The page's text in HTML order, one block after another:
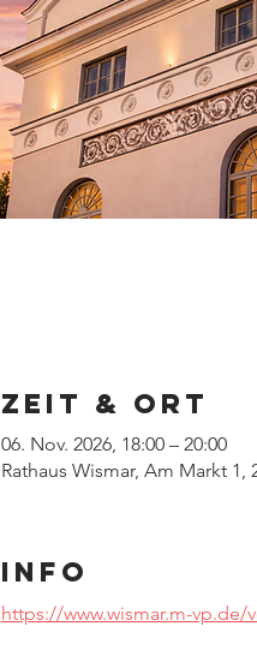
Zeit & Ort
06. Nov. 2026, 18:00 – 20:00
Rathaus Wismar, Am Markt 1,
INFO
https://www.wismar.m-